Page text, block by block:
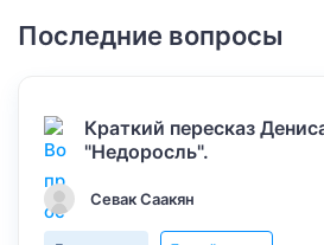
Последние вопросы
Краткий пересказ
"Недоросль".
Севак Саакян